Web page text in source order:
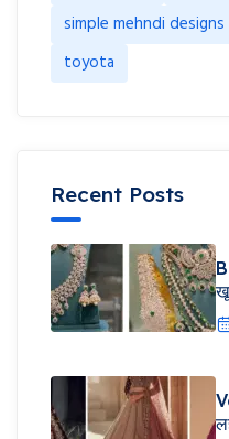
simple mehndi designs
toyota
Recent Posts